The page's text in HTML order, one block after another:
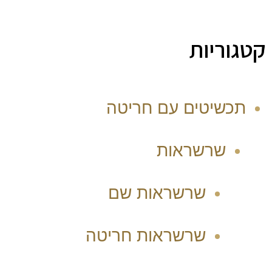
קטגוריות
תכשיטים עם חריטה
שרשראות
שרשראות שם
שרשראות חריטה